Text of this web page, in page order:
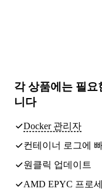
각 상품에는 필요
니다
Docker 관리자
컨테이너 로그에
원클릭 업데이트
AMD EPYC 프로